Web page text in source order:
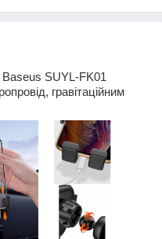
SUYL-FK01
гравітаційним